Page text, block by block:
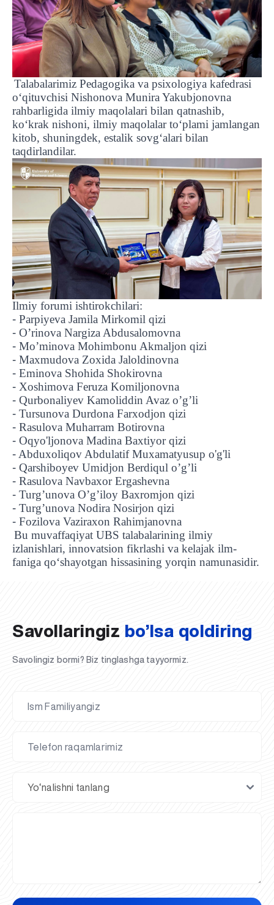
Talabalarimiz Pedagogika va psixologiya kafedrasi
o‘qituvchisi Nishonova Munira Yakubjonovna
rahbarligida ilmiy maqolalari bilan qatnashib,
ko‘krak nishoni, ilmiy maqolalar to‘plami jamlangan
kitob, shuningdek, estalik sovg‘alari bilan
taqdirlandilar.
Ilmiy forumi ishtirokchilari:
- Parpiyeva Jamila Mirkomil qizi
- O’rinova Nargiza Abdusalomovna
- Mo’minova Mohimbonu Akmaljon qizi
- Maxmudova Zoxida Jaloldinovna
- Eminova Shohida Shokirovna
- Xoshimova Feruza Komiljonovna
- Qurbonaliyev Kamoliddin Avaz o’g’li
- Tursunova Durdona Farxodjon qizi
- Rasulova Muharram Botirovna
- Oqyo'ljonova Madina Baxtiyor qizi
- Abduxoliqov Abdulatif Muxamatyusup o'g'li
- Qarshiboyev Umidjon Berdiqul o’g’li
- Rasulova Navbaxor Ergashevna
- Turg’unova O’g’iloy Baxromjon qizi
- Turg’unova Nodira Nosirjon qizi
- Fozilova Vaziraxon Rahimjanovna
Bu muvaffaqiyat UBS talabalarining ilmiy
izlanishlari, innovatsion fikrlashi va kelajak ilm-
faniga qo‘shayotgan hissasining yorqin namunasidir.
UBS professori "Yangi O‘zbekiston yosh olimlari"
qatoridan joy oldi!
Sevimli "UBS xabarnomasi" gazetamizning yangi soni
nashrdan chiqdi!
UBS faoliyati tahlili va istiqboldagi rejalar
UBS oʻqituvchilari Qirgʻizistonda malaka oshirdi
G‘alaba sari olg‘a, O‘zbekiston!
TAYINLOV
UBS OAVda
UBS va bitiruvchi talabalar viloyat hokimligi tomonidan
taqdirlandi
Til oʻrganishda Ovropacha aytganda "level up" qilishni
xohlaysizmi?
Inson kapitaliga yo‘naltirilgan investitsiya — Yangi
O‘zbekiston taraqqiyotining eng muhim tayanchi
Savollaringiz bo’lsa qoldiring
Savolingiz bormi? Biz tinglashga tayyormiz.